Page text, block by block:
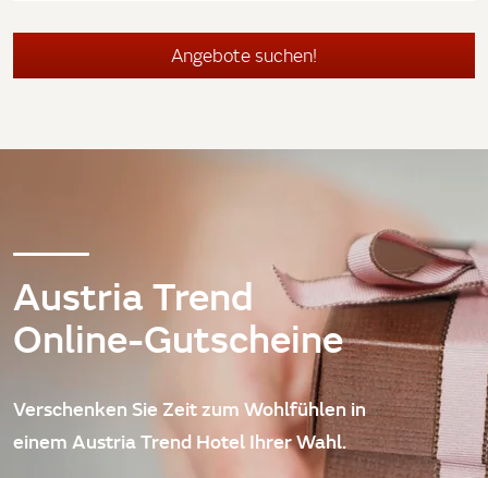
Angebote suchen!
Austria Trend
Online-Gutscheine
Verschenken Sie Zeit zum Wohlfühlen in
einem Austria Trend Hotel Ihrer Wahl.